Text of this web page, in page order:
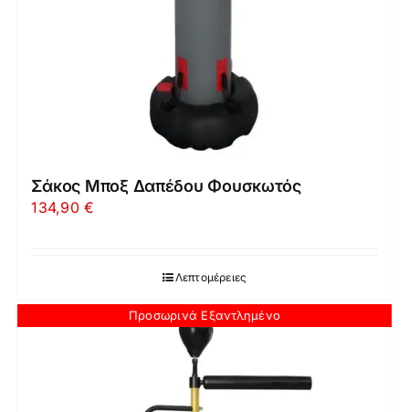
Σάκος Μποξ Δαπέδου Φουσκωτός
134,90€
Λεπτομέρειες
Προσωρινά Εξαντλημένο